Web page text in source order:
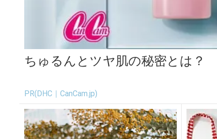
ちゅるんとツヤ肌の秘密とは？
PR(DHC｜CanCam.jp)